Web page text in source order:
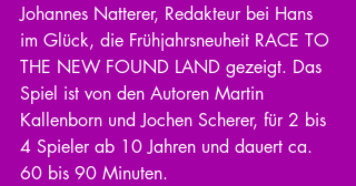
Johannes Natterer, Redakteur bei Hans
im Glück, die Frühjahrsneuheit RACE TO
THE NEW FOUND LAND gezeigt. Das
Spiel ist von den Autoren Martin
Kallenborn und Jochen Scherer, für 2 bis
4 Spieler ab 10 Jahren und dauert ca.
60 bis 90 Minuten.